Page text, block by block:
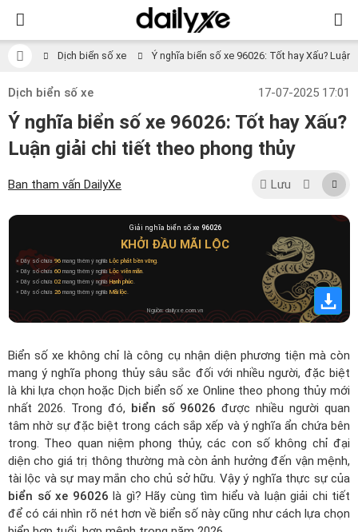
Dịch biển số xe Ý nghĩa biển số xe 96026: Tốt hay Xấu?
Dịch biển số xe 17-07-2025 17:01
Ý nghĩa biển số xe 96026: Tốt hay Xấu?
Luận giải chi tiết theo phong thủy
Ban tham vấn DailyXe Lưu
Giải nghĩa biển số xe 96026
KHỞI ĐẦU MÃI LỘC
» Dãy số chứa96 mang thêm ý nghĩa Lộc phát bền vững.
» Dãy số chứa 60 mang thêm ý nghĩaLộc viên mãn.
» Dãy số chứa 02 mang thêm ý nghĩaHạnh phúc.
» Dãy số chứa 26 mang thêm ý nghĩa Mãi lộc.
Nguồn: dailyxe.com.vn
Biển số xe không chỉ là công cụ nhận diện phương tiện mà còn
mang ý nghĩa phong thủy sâu sắc đối với nhiều người, đặc biệt
là khi lựa chọn hoặcDịch biển số xe Online theo phong thủy mới
nhất 2026. Trong đó, biển số 96026 được nhiều người quan
tâm nhờ sự đặc biệt trong cách sắp xếp và ý nghĩa ẩn chứa bên
trong. Theo quan niệm phong thủy, các con số không chỉ đại
diện cho giá trị thông thường mà còn ảnh hưởng đến vận mệnh,
tài lộc và sự may mắn cho chủ sở hữu. Vậy ý nghĩa thực sự của
biển số xe 96026 là gì? Hãy cùng tìm hiểu và luận giải chi tiết
để có cái nhìn rõ nét hơn về biển số này cũng như cách lựa chọn